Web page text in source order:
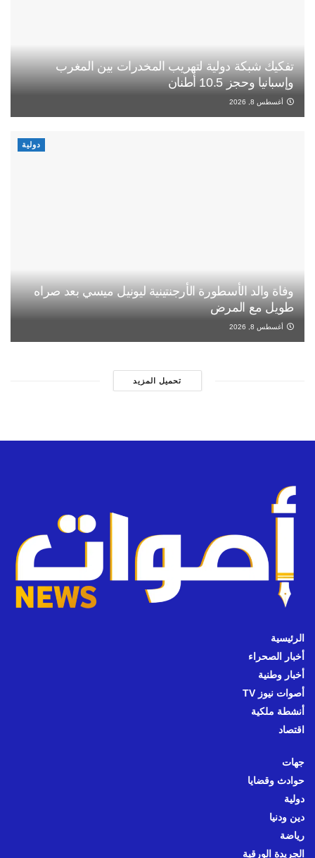
تفكيك شبكة دولية لتهريب المخدرات بين المغرب
وإسبانيا وحجز 10.5 أطنان
أغسطس 8, 2026
دولية
وفاة والد الأسطورة الأرجنتينية ليونيل ميسي بعد صراه
طويل مع المرض
أغسطس 8, 2026
تحميل المزيد
الرئيسية
أخبار الصحراء
أخبار وطنية
أصوات نيوز TV
أنشطة ملكية
اقتصاد
جهات
حوادث وقضايا
دولية
دين ودنيا
رياضة
الجريدة الورقية